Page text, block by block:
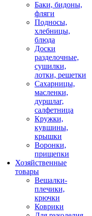
Баки, бидоны,
фляги
Подносы,
хлебницы,
блюда
Доски
разделочные,
сушилки,
лотки, решетки
Сахарницы,
масленки,
дуршлаг,
салфетница
Кружки,
кувшины,
крышки
Воронки,
прищепки
Хозяйственные
товары
Вешалки-
плечики,
крючки
Коврики